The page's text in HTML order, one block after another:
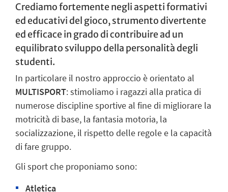
Crediamo fortemente negli aspetti formativi
ed educativi del gioco, strumento divertente
ed efficace in grado di contribuire ad un
equilibrato sviluppo della personalità degli
studenti.
In particolare il nostro approccio è orientato al
MULTISPORT: stimoliamo i ragazzi alla pratica di
numerose discipline sportive al fine di migliorare la
motricità di base, la fantasia motoria, la
socializzazione, il rispetto delle regole e la capacità
di fare gruppo.
Gli sport che proponiamo sono:
Atletica